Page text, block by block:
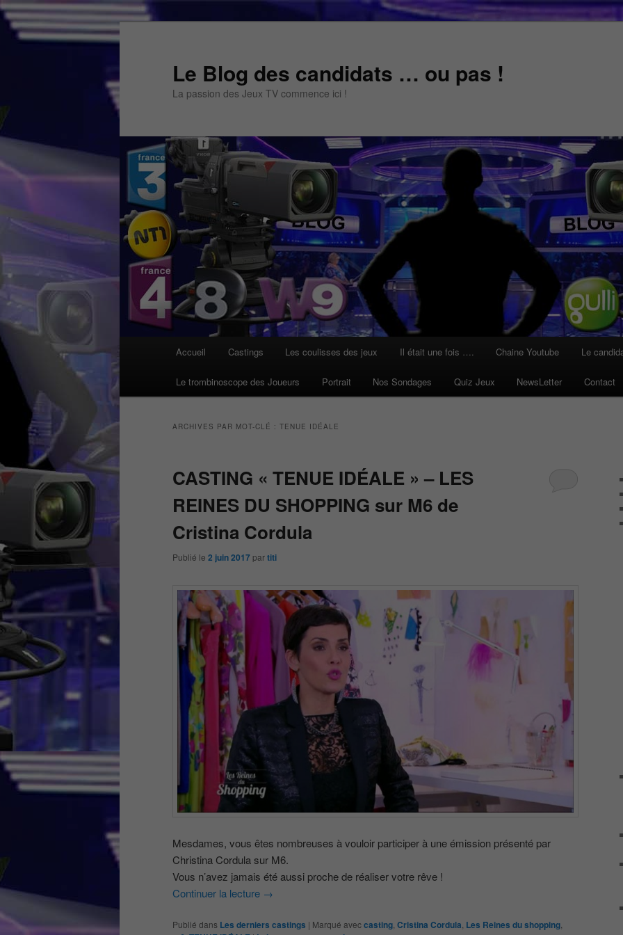
Aller
Aller
Le Blog des candidats … ou pas !
La passion des Jeux TV commence ici !
Accueil Castings Les coulisses des jeux Il était une fois …. Chaine Youtube Le
Le trombinoscope des Joueurs Portrait Nos Sondages Quiz Jeux NewsLetter Contact
ARCHIVES PAR MOT-CLÉ : TENUE IDÉALE
CASTING « TENUE IDÉALE » – LES
REINES DU SHOPPING sur M6 de
Cristina Cordula
Publié le 2 juin 2017 partiti
Mesdames, vous êtes nombreuses à vouloir participer à une émission présenté par
Christina Cordula sur M6.
Vous n’avez jamais été aussi proche de réaliser votre rêve !
Continuer la lecture →
Publié dans Les derniers castings | Marqué aveccasting Cristina Cordula Les Reines du shopping